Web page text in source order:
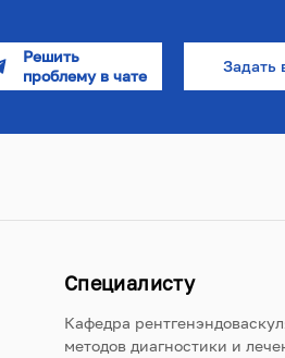
Задать
Специалисту
Кафедра
методов диагностики и